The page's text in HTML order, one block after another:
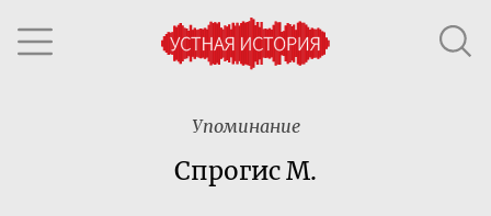
Упоминание
Спрогис М.